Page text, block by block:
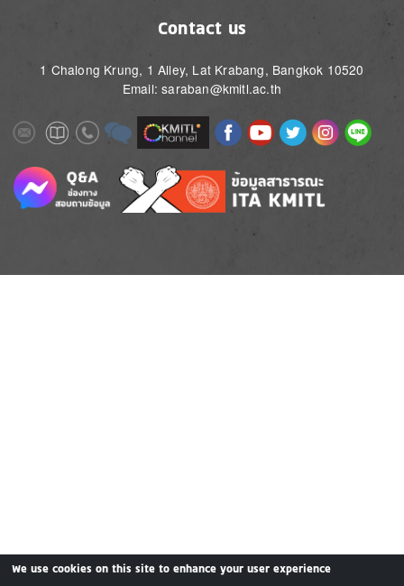
Contact us
1 Chalong Krung, 1 Alley, Lat Krabang, Bangkok 10520
Email: saraban@kmitl.ac.th
ImageImageImageImage Image ImageImageImageImageImage
Image Image
We use cookies on this site to enhance your user experience